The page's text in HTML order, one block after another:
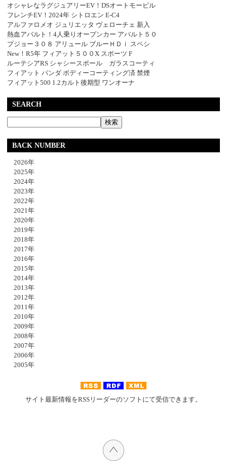
オシャレなラグジュアリーEV！DSオートモービル
フレンチEV！2024年 シトロエン E-C4
アルファロメオ ジュリエッタ ヴェローチェ 新入
熱血アバルト！4人乗りオープンカー アバルト５０
プジョー３０８ アリュール ブルーＨＤｉ スペシ
New！R5年 フィアット５００X スポーツ F
ルーテシアRS シャシースポール ガラスコーティ
フィアット パンダ ボディーコーティング済 禁煙
フィアット500 1.2カルト後期型 ワンオーナ
SEARCH
BACK NUMBER
2026年
2025年
2024年
2023年
2022年
2021年
2020年
2019年
2018年
2017年
2016年
2015年
2014年
2013年
2012年
2011年
2010年
2009年
2008年
2007年
2006年
2005年
サイト最新情報をRSSリーダーのソフトにて受信できます。